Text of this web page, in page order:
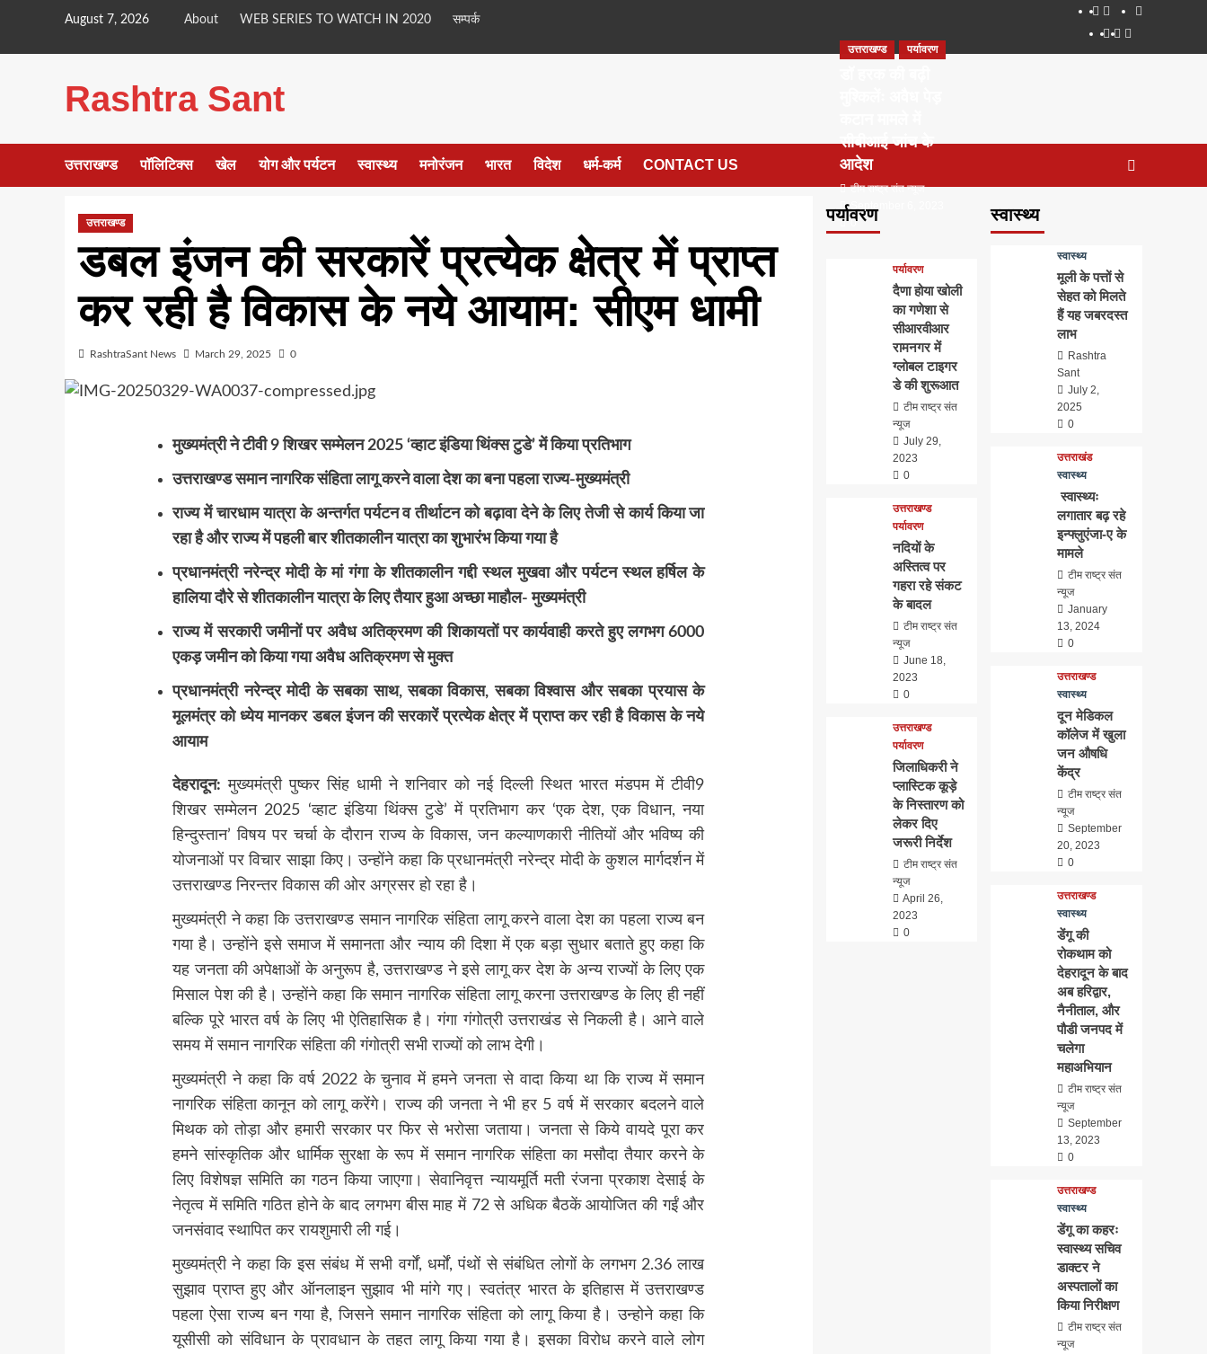
content
August 7, 2026 About WEB SERIES TO WATCH IN 2020 सम्पर्क
About
WEB
SERIES
Dehradun
Smart
Life
in
Places
to
सम्पर्क
Rashtra Sant
उत्तराखण्ड पॉलिटिक्स खेल योग और पर्यटन स्वास्थ्य मनोरंजन भारत विदेश धर्म-कर्म CONTACT US
उत्तराखण्ड
डबल इंजन की सरकारें प्रत्येक क्षेत्र में प्राप्त
कर रही है विकास के नये आयाम: सीएम धामी
RashtraSant News March 29, 2025 0
मुख्यमंत्री ने टीवी 9 शिखर सम्मेलन 2025 ‘व्हाट इंडिया थिंक्स टुडे’ में किया प्रतिभाग
उत्तराखण्ड समान नागरिक संहिता लागू करने वाला देश का बना पहला राज्य-मुख्यमंत्री
राज्य में चारधाम यात्रा के अन्तर्गत पर्यटन व तीर्थाटन को बढ़ावा देने के लिए तेजी से कार्य किया जा
रहा है और राज्य में पहली बार शीतकालीन यात्रा का शुभारंभ किया गया है
प्रधानमंत्री नरेन्द्र मोदी के मां गंगा के शीतकालीन गद्दी स्थल मुखवा और पर्यटन स्थल हर्षिल के
हालिया दौरे से शीतकालीन यात्रा के लिए तैयार हुआ अच्छा माहौल- मुख्यमंत्री
राज्य में सरकारी जमीनों पर अवैध अतिक्रमण की शिकायतों पर कार्यवाही करते हुए लगभग 6000
एकड़ जमीन को किया गया अवैध अतिक्रमण से मुक्त
प्रधानमंत्री नरेन्द्र मोदी के सबका साथ, सबका विकास, सबका विश्वास और सबका प्रयास के
मूलमंत्र को ध्येय मानकर डबल इंजन की सरकारें प्रत्येक क्षेत्र में प्राप्त कर रही है विकास के नये
आयाम
देहरादून: मुख्यमंत्री पुष्कर सिंह धामी ने शनिवार को नई दिल्ली स्थित भारत मंडपम में टीवी9
शिखर सम्मेलन 2025 ‘व्हाट इंडिया थिंक्स टुडे’ में प्रतिभाग कर ‘एक देश, एक विधान, नया
हिन्दुस्तान’ विषय पर चर्चा के दौरान राज्य के विकास, जन कल्याणकारी नीतियों और भविष्य की
योजनाओं पर विचार साझा किए। उन्होंने कहा कि प्रधानमंत्री नरेन्द्र मोदी के कुशल मार्गदर्शन में
उत्तराखण्ड निरन्तर विकास की ओर अग्रसर हो रहा है।
मुख्यमंत्री ने कहा कि उत्तराखण्ड समान नागरिक संहिता लागू करने वाला देश का पहला राज्य बन
गया है। उन्होंने इसे समाज में समानता और न्याय की दिशा में एक बड़ा सुधार बताते हुए कहा कि
यह जनता की अपेक्षाओं के अनुरूप है, उत्तराखण्ड ने इसे लागू कर देश के अन्य राज्यों के लिए एक
मिसाल पेश की है। उन्होंने कहा कि समान नागरिक संहिता लागू करना उत्तराखण्ड के लिए ही नहीं
बल्कि पूरे भारत वर्ष के लिए भी ऐतिहासिक है। गंगा गंगोत्री उत्तराखंड से निकली है। आने वाले
समय में समान नागरिक संहिता की गंगोत्री सभी राज्यों को लाभ देगी।
मुख्यमंत्री ने कहा कि वर्ष 2022 के चुनाव में हमने जनता से वादा किया था कि राज्य में समान
नागरिक संहिता कानून को लागू करेंगे। राज्य की जनता ने भी हर 5 वर्ष में सरकार बदलने वाले
मिथक को तोड़ा और हमारी सरकार पर फिर से भरोसा जताया। जनता से किये वायदे पूरा कर
हमने सांस्कृतिक और धार्मिक सुरक्षा के रूप में समान नागरिक संहिता का मसौदा तैयार करने के
लिए विशेषज्ञ समिति का गठन किया जाएगा। सेवानिवृत्त न्यायमूर्ति मती रंजना प्रकाश देसाई के
नेतृत्व में समिति गठित होने के बाद लगभग बीस माह में 72 से अधिक बैठकें आयोजित की गईं और
जनसंवाद स्थापित कर रायशुमारी ली गई।
मुख्यमंत्री ने कहा कि इस संबंध में सभी वर्गों, धर्मों, पंथों से संबंधित लोगों के लगभग 2.36 लाख
सुझाव प्राप्त हुए और ऑनलाइन सुझाव भी मांगे गए। स्वतंत्र भारत के इतिहास में उत्तराखण्ड
पहला ऐसा राज्य बन गया है, जिसने समान नागरिक संहिता को लागू किया है। उन्होने कहा कि
यूसीसी को संविधान के प्रावधान के तहत लागू किया गया है। इसका विरोध करने वाले लोग
पर्यावरण
उत्तराखण्ड पर्यावरण
सीबीआई जांच के
आदेश
टीम राष्ट्र संत न्यूज
September 6, 2023
0
पर्यावरण
दैणा होया खोली
का गणेशा से
सीआरवीआर
रामनगर में
ग्लोबल टाइगर
डे की शुरूआत
टीम राष्ट्र संत
न्यूज
July 29,
2023
0
उत्तराखण्ड
पर्यावरण
नदियों के
अस्तित्व पर
गहरा रहे संकट
के बादल
टीम राष्ट्र संत
न्यूज
June 18,
2023
0
उत्तराखण्ड
पर्यावरण
जिलाधिकरी ने
प्लास्टिक कूड़े
के निस्तारण को
लेकर दिए
जरूरी निर्देश
टीम राष्ट्र संत
न्यूज
April 26,
2023
0
स्वास्थ्य
स्वास्थ्य
मूली के पत्तों से
सेहत को मिलते
हैं यह जबरदस्त
लाभ
Rashtra
Sant
July 2,
2025
0
उत्तराखंड
स्वास्थ्य
स्वास्थ्यः
लगातार बढ़ रहे
इन्फ्लुएंजा-ए के
मामले
टीम राष्ट्र संत
न्यूज
January
13, 2024
0
उत्तराखण्ड
स्वास्थ्य
दून मेडिकल
कॉलेज में खुला
जन औषधि
केंद्र
टीम राष्ट्र संत
न्यूज
September
20, 2023
0
उत्तराखण्ड
स्वास्थ्य
डेंगू की
रोकथाम को
देहरादून के बाद
अब हरिद्वार,
नैनीताल, और
पौडी जनपद में
चलेगा
महाअभियान
टीम राष्ट्र संत
न्यूज
September
13, 2023
0
उत्तराखण्ड
स्वास्थ्य
डेंगू का कहरः
स्वास्थ्य सचिव
डाक्टर ने
अस्पतालों का
किया निरीक्षण
टीम राष्ट्र संत
न्यूज